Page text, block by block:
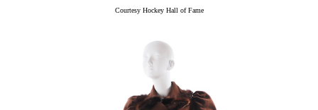
Courtesy Hockey Hall of Fame